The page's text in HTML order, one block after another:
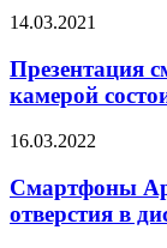
Гц
цену
от
$410
рухнет
на
10
Презентация
Realme
со
108-
камерой
24
марта
14.03.2021
Презентация
камерой
Смартфоны
iPhone
14
Pro
16.03.2022
Смартфоны
отверстия в